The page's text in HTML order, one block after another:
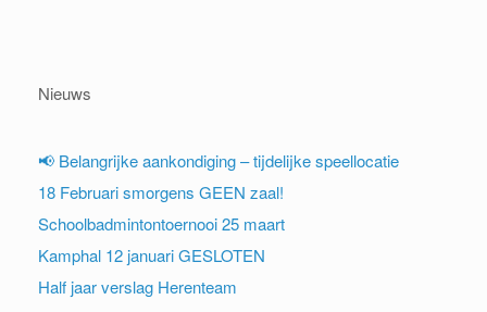
Nieuws
📢 Belangrijke aankondiging – tijdelijke speellocatie
18 Februari smorgens GEEN zaal!
Schoolbadmintontoernooi 25 maart
Kamphal 12 januari GESLOTEN
Half jaar verslag Herenteam